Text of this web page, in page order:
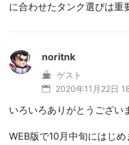
に合わせたタンク選びは重
noritnk
ゲスト
2020年11月22日
いろいろありがとうござい
WEB版で10月中旬にはじ